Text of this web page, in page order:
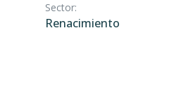
Sector:
Renacimiento